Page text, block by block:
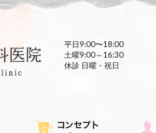
平日9:00〜18:00
土曜9:00～16:30
休診 日曜・祝日